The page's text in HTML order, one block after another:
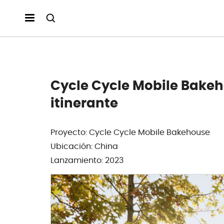
Cycle Cycle Mobile
itinerante
Proyecto: Cycle Cycle Mobile Bakehouse
Ubicación: China
Lanzamiento: 2023